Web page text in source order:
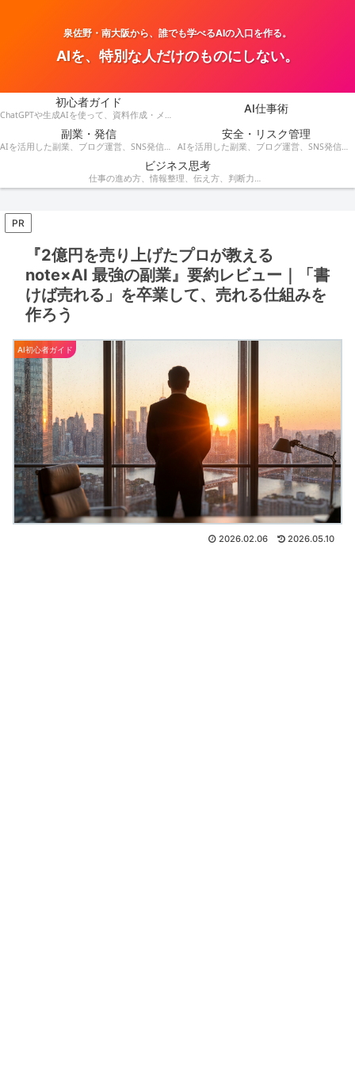
泉佐野・南大阪から、誰でも学べるAIの入口を作る。
AIを、特別な人だけのものにしない。
初心者ガイド
ChatGPTや生成AIを使って、資料作成・メール・会議・業務改善を効率化する方法を紹介します。
AI仕事術
副業・発信
AIを活用した副業、ブログ運営、SNS発信、収益化のアイデアを発信します。
安全・リスク管理
AIを活用した副業、ブログ運営、SNS発信、コンテンツ作成、収益化の方法を紹介します。
ビジネス思考
仕事の進め方、情報整理、伝え方、判断力など、AI時代に役立つビジネス思考を解説します。
PR
『2億円を売り上げたプロが教える
note×AI 最強の副業』要約レビュー｜「書
けば売れる」を卒業して、売れる仕組みを
作ろう
AI初心者ガイド
2026.02.06 2026.05.10